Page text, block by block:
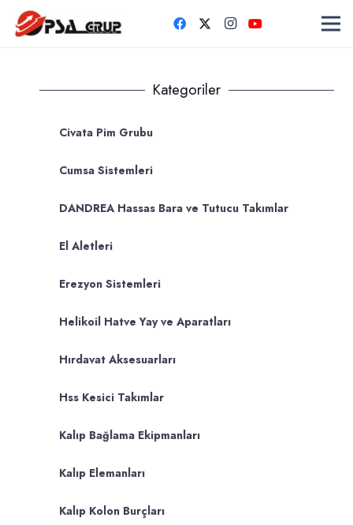
Kategoriler
Civata Pim Grubu
Cumsa Sistemleri
DANDREA Hassas Bara ve Tutucu Takımlar
El Aletleri
Erezyon Sistemleri
Helikoil Hatve Yay ve Aparatları
Hırdavat Aksesuarları
Hss Kesici Takımlar
Kalıp Bağlama Ekipmanları
Kalıp Elemanları
Kalıp Kolon Burçları